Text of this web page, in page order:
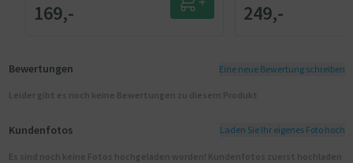
169,- 249,-
Bewertungen Eine neue Bewertung schreiben
Leider gibt es noch keine Bewertungen zu diesem Produkt
Kundenfotos Laden Sie Ihr eigenes Foto hoch
Es sind noch keine Fotos hochgeladen worden! Kundenfotos zuerst hochladen